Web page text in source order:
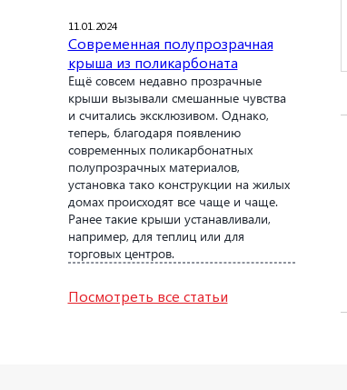
11.01.2024
Современная полупрозрачная
крыша из поликарбоната
Ещё совсем недавно прозрачные
крыши вызывали смешанные чувства
и считались эксклюзивом. Однако,
теперь, благодаря появлению
современных поликарбонатных
полупрозрачных материалов,
установка тако конструкции на жилых
домах происходят все чаще и чаще.
Ранее такие крыши устанавливали,
например, для теплиц или для
торговых центров.
Посмотреть все статьи